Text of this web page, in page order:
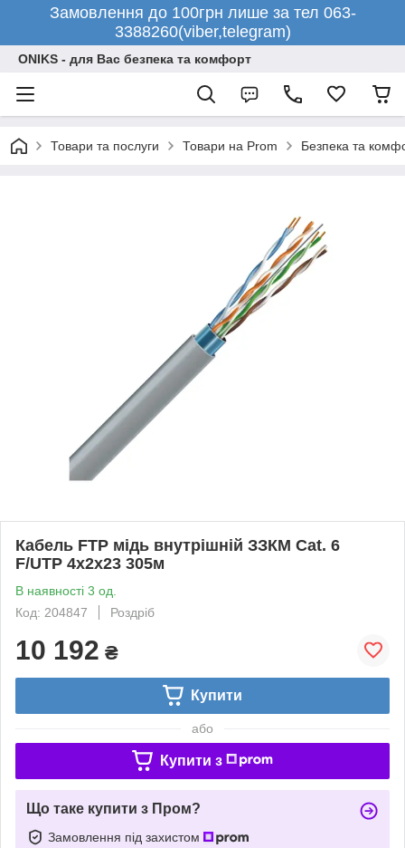
Замовлення до 100грн лише за тел 063-
3388260(viber,telegram)
ONIKS - для Вас безпека та комфорт
Товари та послуги Товари на Prom Безпека та
Кабель FTP мідь внутрішній ЗЗКМ Cat. 6
F/UTP 4x2x23 305м
В наявності 3 од.
Код: 204847
Роздріб
10 192 ₴
Купити
або
Купити з
Що таке купити з Пром?
Замовлення під захистом